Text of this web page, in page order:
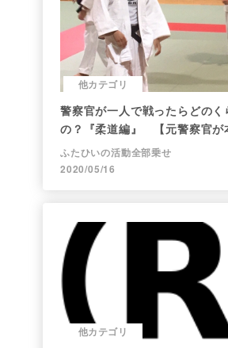
他カテゴリ
警察官が一人で戦ったらどのく
の？『柔道編』 【元警察官が
ふたひいの活動全部乗せ
2020/05/16
他カテゴリ